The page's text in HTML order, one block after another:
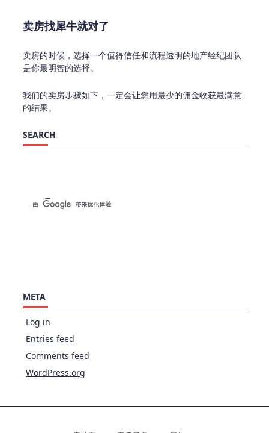
卖房找犀牛就对了
卖房的时候，选择一个值得信任和流程透明的地产经纪团队
是你最明智的选择。
我们的卖房步骤如下，一定会让您用最少的佣金收获最满意
的结果。
SEARCH
META
Log in
Entries feed
Comments feed
WordPress.org